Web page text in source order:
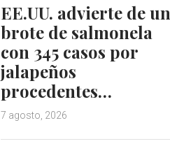
EE.UU. advierte de un
brote de salmonela
con 345 casos por
jalapeños
procedentes…
7 agosto, 2026